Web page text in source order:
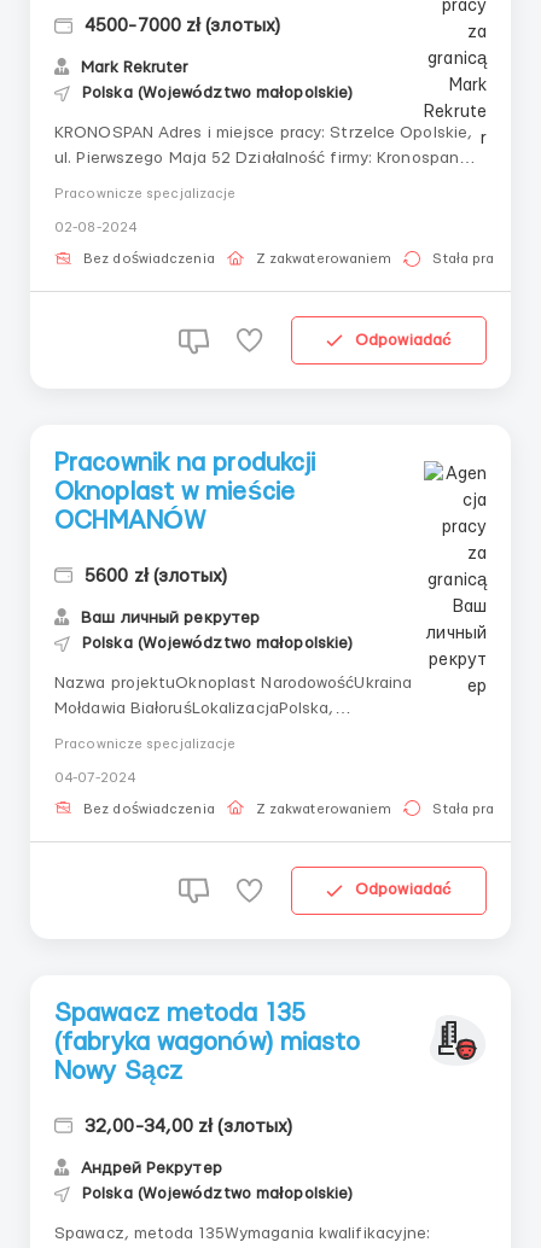
4500-7000 zł (злотых)
Mark Rekruter
Polska (Województwo małopolskie)
KRONOSPAN Adres i miejsce pracy: Strzelce Opolskie,
ul. Pierwszego Maja 52 Działalność firmy: Kronospan
popularnych, modnych wzorów. Stanowisko: Asystent
operatora Wymagania: Płeć - Mężczyźni, ...
Pracownicze specjalizacje
02-08-2024
Bez doświadczenia Z zakwaterowaniem Stała praca
Odpowiadać
Pracownik na produkcji
Oknoplast w mieście
OCHMANÓW
5600 zł (злотых)
Ваш личный рекрутер
Polska (Województwo małopolskie)
Nazwa projektuOknoplast NarodowośćUkraina
Mołdawia BiałoruśLokalizacjaPolska,
miesięczna: 4000-4200 nettoOpis
stanowiskaProdukcja okien.Przed rozpoczęciem pracy
Pracownicze specjalizacje
04-07-2024
Bez doświadczenia Z zakwaterowaniem Stała praca
Odpowiadać
Spawacz metoda 135
(fabryka wagonów) miasto
Nowy Sącz
32,00-34,00 zł (злотых)
Андрей Рекрутер
Polska (Województwo małopolskie)
Spawacz, metoda 135Wymagania kwalifikacyjne: